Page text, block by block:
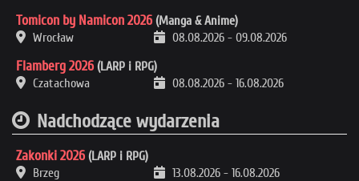
Tomicon by Namicon 2026 (Manga & Anime)
Wrocław
08.08.2026 - 09.08.2026
Flamberg 2026 (LARP i RPG)
Czatachowa
08.08.2026 - 16.08.2026
Nadchodzące wydarzenia
Zakonki 2026 (LARP i RPG)
Brzeg
13.08.2026 - 16.08.2026